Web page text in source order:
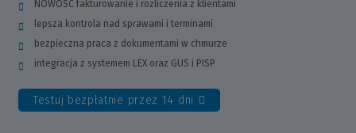
NOWOŚĆ fakturowanie i rozliczenia z klientami
lepsza kontrola nad sprawami i terminami
bezpieczna praca z dokumentami w chmurze
integracja z systemem LEX oraz GUS i PISP
Testuj bezpłatnie przez 14 dni
(Link